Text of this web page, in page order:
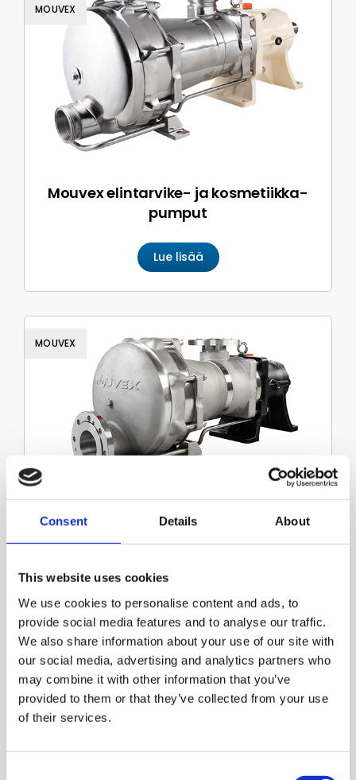
Consent Details About
This website uses cookies
We use cookies to personalise content and ads, to
provide social media features and to analyse our traffic.
We also share information about your use of our site with
our social media, advertising and analytics partners who
may combine it with other information that you’ve
provided to them or that they’ve collected from your use
of their services.
Mouvex elintarvike- ja kosmetiikka­
pumput
Lue lisää
MOUVEX
Mouvex teollisuus- ja kemikaali­
pumput
MOUVEX
MOUVEX